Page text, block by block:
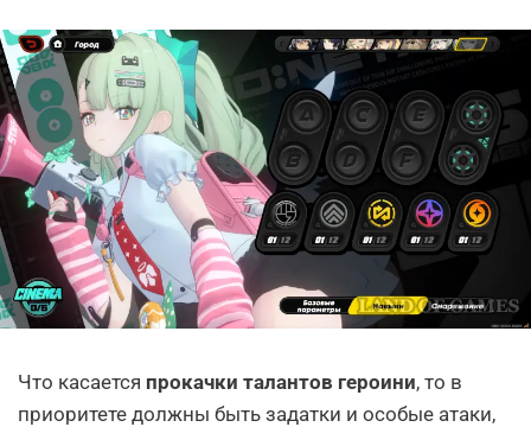
Что касается прокачки талантов героини, то в
приоритете должны быть задатки и особые атаки,